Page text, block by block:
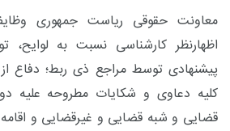
معاونت حقوقی ریاست جمهوری
اظهارنظر کارشناسی نسبت به لوایح،
پیشنهادی توسط مراجع ذی ربط؛ دفاع
کلیه دعاوی و شکایات مطروحه علیه
قضایی و شبه قضایی و غیرقضایی و